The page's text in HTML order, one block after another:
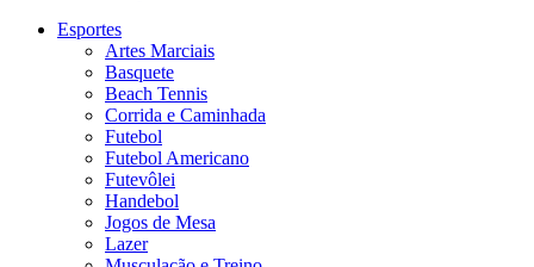
Esportes
Artes Marciais
Basquete
Beach Tennis
Corrida e Caminhada
Futebol
Futebol Americano
Futevôlei
Handebol
Jogos de Mesa
Lazer